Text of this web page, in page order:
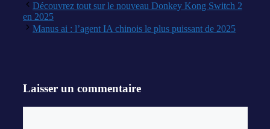
Découvrez tout sur le nouveau Donkey Kong Switch 2
en 2025
Manus ai : l’agent IA chinois le plus puissant de 2025
Laisser un commentaire